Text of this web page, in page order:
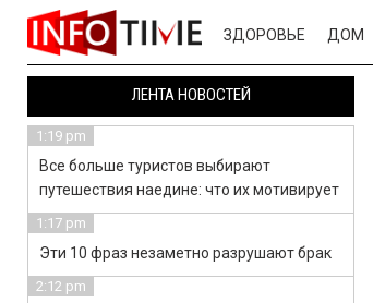
ЗДОРОВЬЕ ДОМ
ЛЕНТА НОВОСТЕЙ
1:19 pm
Все больше туристов выбирают
путешествия наедине: что их мотивирует
1:17 pm
Эти 10 фраз незаметно разрушают брак
2:12 pm